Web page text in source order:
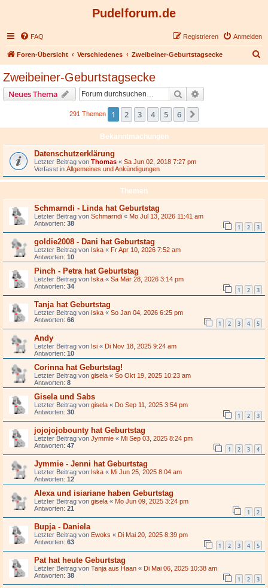
Pudelforum.de
FAQ Anmelden
Registrieren
Foren-Übersicht Verschiedenes Zweibeiner-Geburtstagsecke
Zweibeiner-Geburtstagsecke
Neues Thema Suche
291 Themen 1 2 3 4 5 6
Bekanntmachungen
Datenschutzerklärung
Letzter Beitrag von Thomas « Sa Jun 02, 2018 7:27 pm
Verfasst in Allgemeines und Ankündigungen
Themen
Schmarndi - Linda hat Geburtstag
Letzter Beitrag von Schmarndi « Mo Jul 13, 2026 11:41 am
Antworten: 38 1 2 3
goldie2008 - Dani hat Geburtstag
Letzter Beitrag von Iska « Fr Apr 10, 2026 7:52 am
Antworten: 10
Pinch - Petra hat Geburtstag
Letzter Beitrag von Iska « Sa Mär 28, 2026 3:14 pm
Antworten: 34 1 2 3
Tanja hat Geburtstag
Letzter Beitrag von Iska « So Jan 04, 2026 6:25 pm
Antworten: 66 1 2 3 4 5
Andy
Letzter Beitrag von Isi « Di Nov 18, 2025 9:24 am
Antworten: 10
Corinna hat Geburtstag!
Letzter Beitrag von gisela « So Okt 19, 2025 10:23 am
Antworten: 8
Gisela und Sabs
Letzter Beitrag von gisela « Do Sep 11, 2025 3:54 pm
Antworten: 30 1 2 3
jojojojobounty hat Geburtstag
Letzter Beitrag von Jymmie « Mi Sep 03, 2025 8:24 pm
Antworten: 47 1 2 3 4
Jymmie - Jenni hat Geburtstag
Letzter Beitrag von Iska « Mi Jun 25, 2025 8:04 am
Antworten: 12
Alexa und isiariane haben Geburtstag
Letzter Beitrag von gisela « Mo Jun 09, 2025 3:24 pm
Antworten: 21 1 2
Bupja - Daniela
Letzter Beitrag von Ewoks « Di Mai 20, 2025 8:39 pm
Antworten: 63 1 2 3 4 5
Pat hat heute Geburtstag
Letzter Beitrag von Tanja aus Haan « Di Mai 06, 2025 10:38 am
Antworten: 38 1 2 3